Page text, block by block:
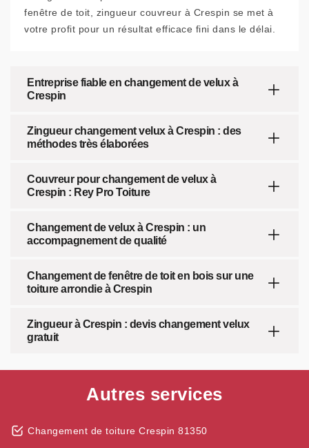
fenêtre de toit, zingueur couvreur à Crespin se met à
votre profit pour un résultat efficace fini dans le délai.
Entreprise fiable en changement de velux à
Crespin
Zingueur changement velux à Crespin : des
méthodes très élaborées
Couvreur pour changement de velux à
Crespin : Rey Pro Toiture
Changement de velux à Crespin : un
accompagnement de qualité
Changement de fenêtre de toit en bois sur une
toiture arrondie à Crespin
Zingueur à Crespin : devis changement velux
gratuit
Autres services
Changement de toiture Crespin 81350